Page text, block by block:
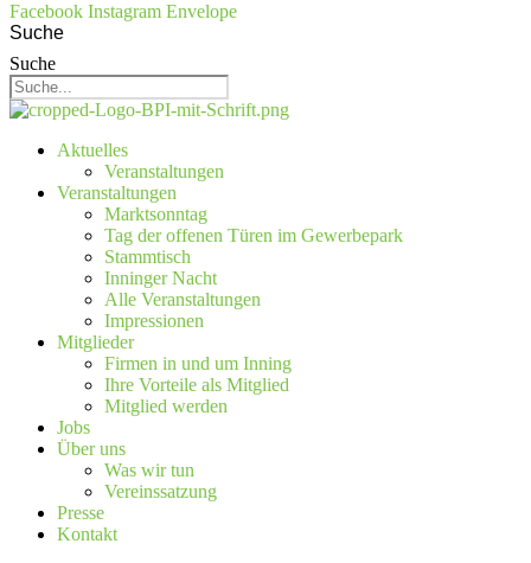
Facebook Instagram Envelope
Suche
Suche
Aktuelles
Veranstaltungen
Veranstaltungen
Marktsonntag
Tag der offenen Türen im Gewerbepark
Stammtisch
Inninger Nacht
Alle Veranstaltungen
Impressionen
Mitglieder
Firmen in und um Inning
Ihre Vorteile als Mitglied
Mitglied werden
Jobs
Über uns
Was wir tun
Vereinssatzung
Presse
Kontakt